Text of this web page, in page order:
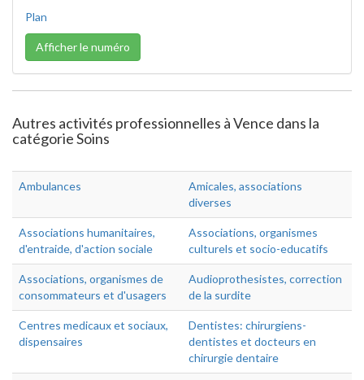
Plan
Afficher le numéro
Autres activités professionnelles à Vence dans la
catégorie Soins
Ambulances
Amicales, associations
diverses
Associations humanitaires,
d'entraide, d'action sociale
Associations, organismes
culturels et socio-educatifs
Associations, organismes de
consommateurs et d'usagers
Audioprothesistes, correction
de la surdite
Centres medicaux et sociaux,
dispensaires
Dentistes: chirurgiens-
dentistes et docteurs en
chirurgie dentaire